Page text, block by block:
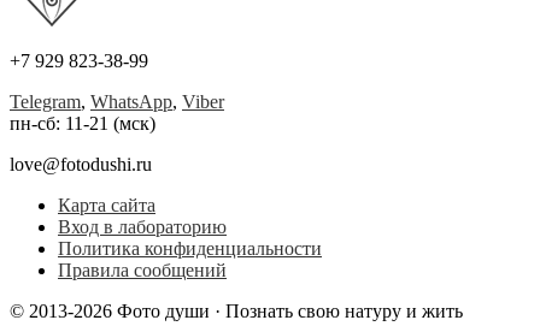
+7 929 823-38-99
Telegram, WhatsApp, Viber
пн-сб: 11-21 (мск)
love@fotodushi.ru
Карта сайта
Вход в лабораторию
Политика конфиденциальности
Правила сообщений
© 2013-2026 Фото души · Познать свою натуру и жить